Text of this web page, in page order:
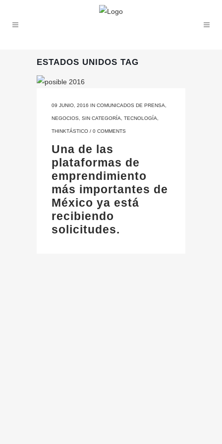
ESTADOS UNIDOS TAG
09 JUNIO, 2016 IN COMUNICADOS DE PRENSA
NEGOCIOS SIN CATEGORÍA TECNOLOGÍA
THINKTÁSTICO / 0 COMMENTS
Una de las
plataformas de
emprendimiento
más importantes de
México ya está
recibiendo
solicitudes.